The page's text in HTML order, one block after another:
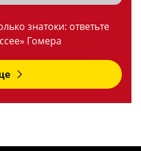
знатоки: ответьте
Гомера